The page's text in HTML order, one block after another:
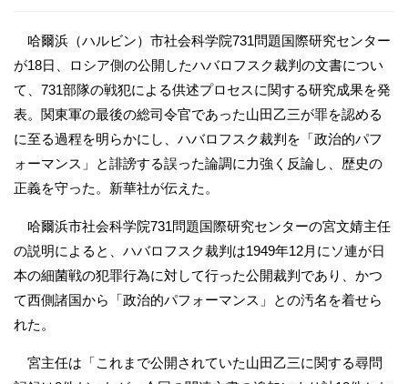
哈爾浜（ハルビン）市社会科学院731問題国際研究センター
が18日、ロシア側の公開したハバロフスク裁判の文書につい
て、731部隊の戦犯による供述プロセスに関する研究成果を発
表。関東軍の最後の総司令官であった山田乙三が罪を認める
に至る過程を明らかにし、ハバロフスク裁判を「政治的パフ
ォーマンス」と誹謗する誤った論調に力強く反論し、歴史の
正義を守った。新華社が伝えた。
哈爾浜市社会科学院731問題国際研究センターの宮文婧主任
の説明によると、ハバロフスク裁判は1949年12月にソ連が日
本の細菌戦の犯罪行為に対して行った公開裁判であり、かつ
て西側諸国から「政治的パフォーマンス」との汚名を着せら
れた。
宮主任は「これまで公開されていた山田乙三に関する尋問